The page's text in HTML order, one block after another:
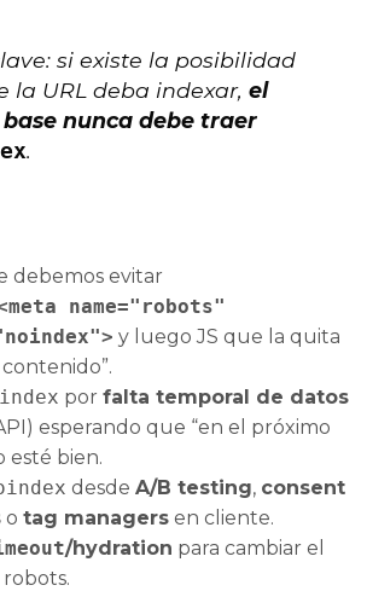
si existe la posibilidad
la URL deba indexar, el
base nunca debe traer
.
debemos evitar
name="robots"
y luego JS que la quita
contenido”.
por falta temporal de datos
esperando que “en el próximo
esté bien.
desde A/B testing, consent
o tag managers en cliente.
/hydration para cambiar el